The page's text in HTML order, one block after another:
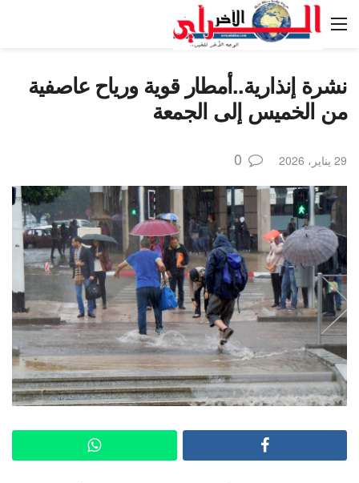
نشرة إنذارية..أمطار قوية ورياح عاصفية
من الخميس إلى الجمعة
29 يناير، 2026 0